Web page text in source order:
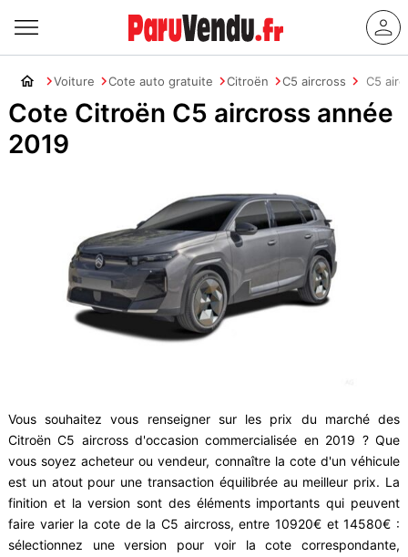
Voiture Cote auto gratuite Citroën C5 aircross C5
Cote Citroën C5 aircross année
2019
Vous souhaitez vous renseigner sur les prix du marché des
Citroën C5 aircross d'occasion commercialisée en 2019 ? Que
vous soyez acheteur ou vendeur, connaître la cote d'un véhicule
est un atout pour une transaction équilibrée au meilleur prix. La
finition et la version sont des éléments importants qui peuvent
faire varier la cote de la C5 aircross, entre 10920€ et 14580€ :
sélectionnez une version pour voir la cote correspondante,